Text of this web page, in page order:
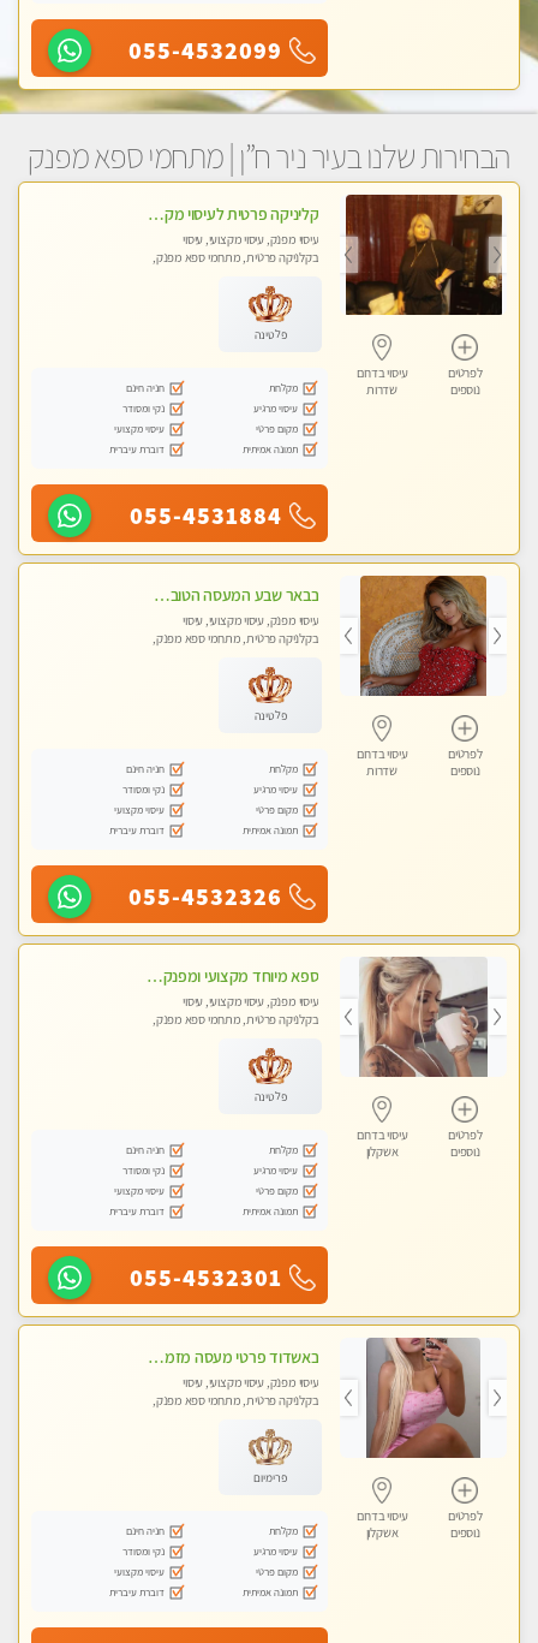
055-4532099
הבחירות שלנו בעיר ניר ח”ן | מתחמי ספא מפנק
לפרטים
נוספים
עיסוי בדרום
שדרות
קליניקה פרטית לעיסוי מקצועי ואלטרנטיבי ברמה גבוהה VIP תתקשר ..... highly recommended..new in the city
עיסוי מפנק, עיסוי מקצועי, עיסוי
בקלניקה פרטית, מתחמי ספא מפנק,
פלטינה
מקלחת
חניה חינם
עיסוי מרגיע
נקי ומסודר
מקום פרטי
עיסוי מקצועי
תמונה אמיתית
דוברת עיברית
055-4531884
לפרטים
נוספים
עיסוי בדרום
שדרות
בבאר שבע המעסה הטובה בעיר..
עיסוי מפנק, עיסוי מקצועי, עיסוי
בקלניקה פרטית, מתחמי ספא מפנק,
פלטינה
מקלחת
חניה חינם
עיסוי מרגיע
נקי ומסודר
מקום פרטי
עיסוי מקצועי
תמונה אמיתית
דוברת עיברית
055-4532326
לפרטים
נוספים
עיסוי בדרום
אשקלון
ספא מיוחד מקצועי ומפנק באשקלון
עיסוי מפנק, עיסוי מקצועי, עיסוי
בקלניקה פרטית, מתחמי ספא מפנק,
פלטינה
מקלחת
חניה חינם
עיסוי מרגיע
נקי ומסודר
מקום פרטי
עיסוי מקצועי
תמונה אמיתית
דוברת עיברית
055-4532301
לפרטים
נוספים
עיסוי בדרום
אשקלון
באשדוד פרטי מעסה מזמינה אותך לעיסוי מפנק ! פינוק מרגיע שרות vip מובטח. ללא מין !!
עיסוי מפנק, עיסוי מקצועי, עיסוי
בקלניקה פרטית, מתחמי ספא מפנק,
פרימיום
מקלחת
חניה חינם
עיסוי מרגיע
נקי ומסודר
מקום פרטי
עיסוי מקצועי
תמונה אמיתית
דוברת עיברית